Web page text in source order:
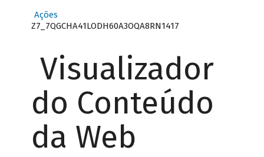
Ações
Z7_7QGCHA41LODH60A3OQA8RN1417
Visualizador
do Conteúdo
da Web